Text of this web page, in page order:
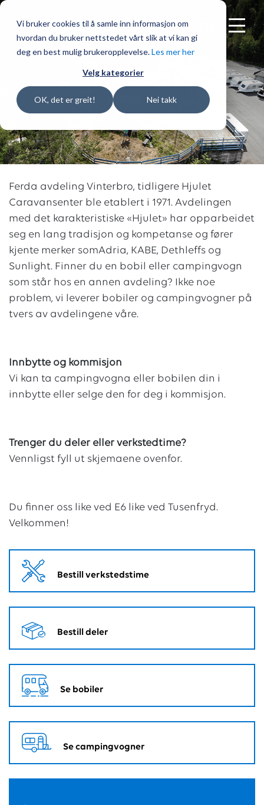
Vi bruker cookies til å samle inn informasjon om
hvordan du bruker nettstedet vårt slik at vi kan gi
deg en best mulig brukeropplevelse.Les mer her
Velg kategorier
OK, det er greit! Nei takk
MENY
Vinterbro
Ferda avdeling Vinterbro, tidligere Hjulet
Caravansenter ble etablert i 1971. Avdelingen
med det karakteristiske «Hjulet» har opparbeidet
seg en lang tradisjon og kompetanse og fører
kjente merker somAdria, KABE, Dethleffs og
Sunlight. Finner du en bobil eller campingvogn
som står hos en annen avdeling? Ikke noe
problem, vi leverer bobiler og campingvogner på
tvers av avdelingene våre.
Innbytte og kommisjon
Vi kan ta campingvogna eller bobilen din i
innbytte eller selge den for deg i kommisjon.
Trenger du deler eller verkstedtime?
Vennligst fyll ut skjemaene ovenfor.
Du finner oss like ved E6 like ved Tusenfryd.
Velkommen!
Bestill verkstedstime
Bestill deler
Se bobiler
Se campingvogner